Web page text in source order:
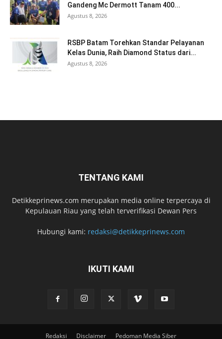
Gandeng Mc Dermott Tanam 400...
Agustus 8, 2026
RSBP Batam Torehkan Standar Pelayanan
Kelas Dunia, Raih Diamond Status dari...
Agustus 8, 2026
TENTANG KAMI
Detikkeprinews.com merupakan media online terpercaya di
Kepulauan Riau yang telah terverifikasi Dewan Pers
Hubungi kami: redaksi@detikkeprinews.com
IKUTI KAMI
Redaksi Disclaimer Pedoman Media Siber